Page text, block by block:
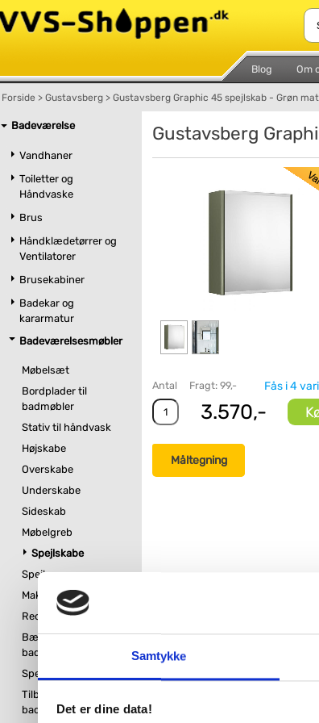
Samtykke
Det er dine data!
Blog Om
Forside > Gustavsberg > Gustavsberg Graphic 45 spejlskab - Grøn mat
Badeværelse
Vandhaner
Toiletter og
Håndvaske
Brus
Håndklædetørrer og
Ventilatorer
Brusekabiner
Badekar og
kararmatur
Badeværelsesmøbler
Møbelsæt
Bordplader til
badmøbler
Stativ til håndvask
Højskabe
Overskabe
Underskabe
Sideskab
Møbelgreb
Spejlskabe
Spejle
Makeupspejle
Reoler og tøjstativ
Bænk til
badeværelse
Spejlvarme
Tilbehør til
badeværelsesmøbler
Gustavsberg
Fås i 4
Antal Fragt: 99,-
3.570,-
Måltegning